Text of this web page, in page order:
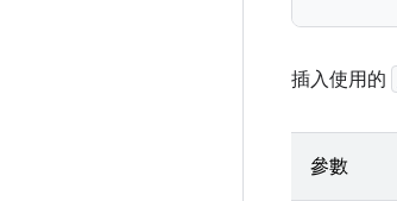
插入使用的
參數